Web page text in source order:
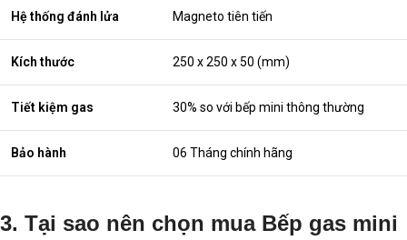
Hệ thống đánh lửa Magneto tiên tiến
Kích thước 250 x 250 x 50 (mm)
Tiết kiệm gas 30% so với bếp mini thông thường
Bảo hành 06 Tháng chính hãng
3. Tại sao nên chọn mua Bếp gas mini